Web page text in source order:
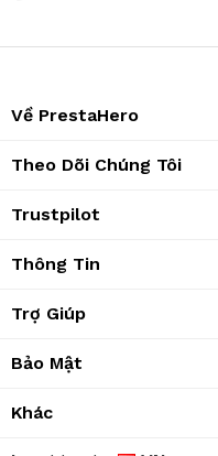
Về PrestaHero
Theo Dõi Chúng Tôi
Trustpilot
Thông Tin
Trợ Giúp
Bảo Mật
Khác